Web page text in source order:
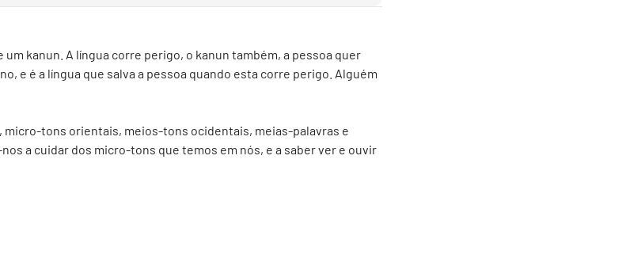
um kanun. A língua corre perigo, o kanun também, a pessoa quer
e é a língua que salva a pessoa quando esta corre perigo. Alguém
micro-tons orientais, meios-tons ocidentais, meias-palavras e
a cuidar dos micro-tons que temos em nós, e a saber ver e ouvir